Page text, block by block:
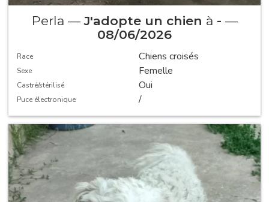
Perla —J'adopte un chien à - —
08/06/2026
Race Chiens croisés
Sexe Femelle
Castré/stérilisé Oui
Puce électronique /